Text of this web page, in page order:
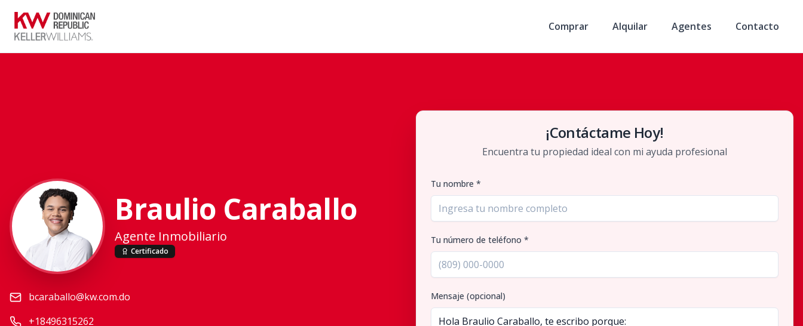
Comprar Alquilar Agentes Contacto
Braulio Caraballo
Agente Inmobiliario
Certificado
bcaraballo@kw.com.do
+18496315262
¡Contáctame Hoy!
Encuentra tu propiedad ideal con mi ayuda profesional
Tu nombre *
Tu número de teléfono *
Mensaje (opcional)